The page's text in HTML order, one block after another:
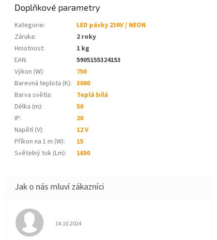
Doplňkové parametry
Kategorie:
LED pásky 230V / NEON
Záruka:
2 roky
Hmotnost:
1 kg
EAN:
5905155324153
Výkon (W):
750
Barevná teplota (K): 3000
Barva světla:
Teplá bílá
Délka (m):
50
IP:
20
Napětí (V):
12 V
Příkon na 1 m (W):
15
Světelný tok (Lm): 1650
Hodnocení obchodu je 5 z 5 hvězdiček.
14.10.2024